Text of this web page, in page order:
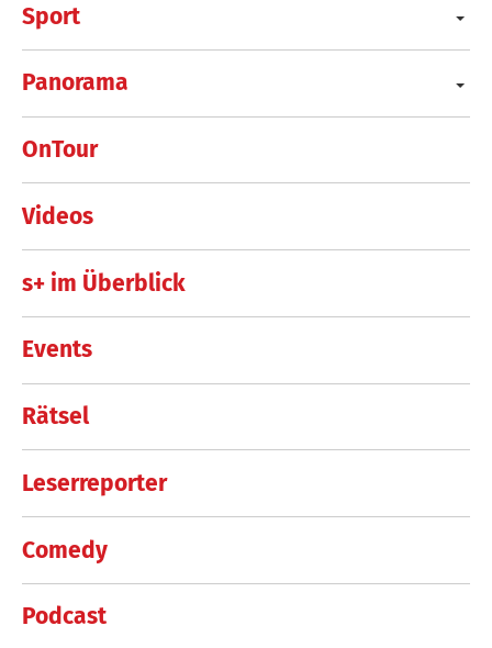
Sport
Panorama
OnTour
Videos
s+ im Überblick
Events
Rätsel
Leserreporter
Comedy
Podcast